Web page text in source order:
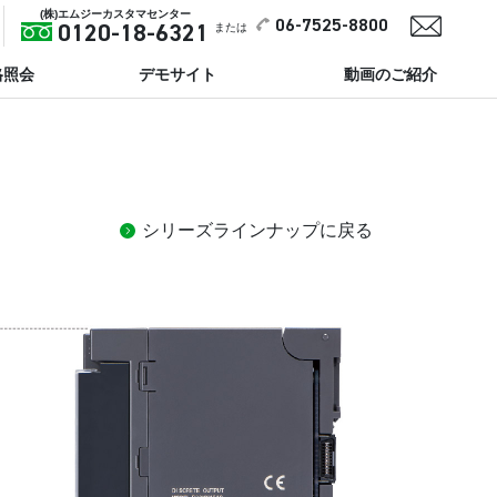
(株)エムジーカスタマセンター
0120-18-6321 または 06-7525-8800
照会 デモサイト 動画のご紹介
シリーズラインナップに戻る